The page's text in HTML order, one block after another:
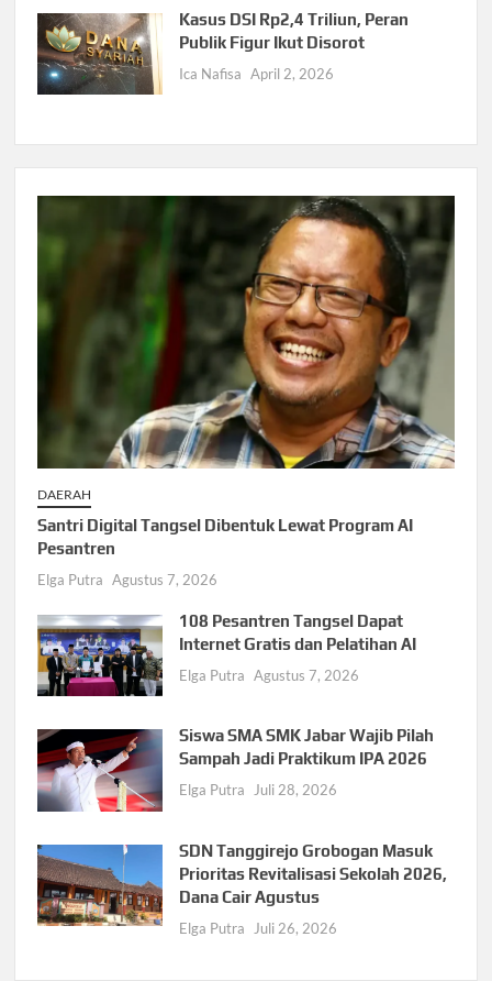
Kasus DSI Rp2,4 Triliun, Peran
Publik Figur Ikut Disorot
Ica Nafisa April 2, 2026
DAERAH
Santri Digital Tangsel Dibentuk Lewat Program AI
Pesantren
Elga Putra Agustus 7, 2026
108 Pesantren Tangsel Dapat
Internet Gratis dan Pelatihan AI
Elga Putra Agustus 7, 2026
Siswa SMA SMK Jabar Wajib Pilah
Sampah Jadi Praktikum IPA 2026
Elga Putra Juli 28, 2026
SDN Tanggirejo Grobogan Masuk
Prioritas Revitalisasi Sekolah 2026,
Dana Cair Agustus
Elga Putra Juli 26, 2026